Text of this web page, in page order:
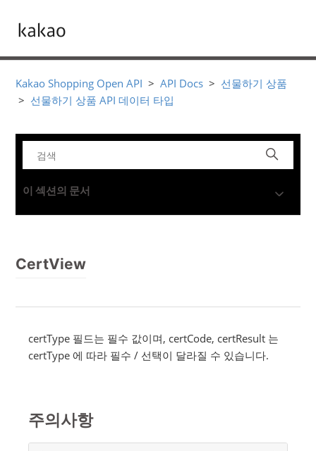
Kakao Shopping Open API API Docs
선물하기 상품
선물하기 상품 API 데이터 타입
이 섹션의 문서
CertView
certType 필드는 필수 값이며, certCode, certResult 는
certType 에 따라 필수 / 선택이 달라질 수 있습니다.
주의사항